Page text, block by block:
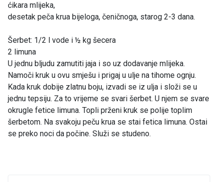
ćikara mlijeka,
desetak peča krua bijeloga, čeničnoga, starog 2-3 dana.
Šerbet: 1/2 l vode i ½ kg šecera
2 limuna
U jednu bljudu zamutiti jaja i so uz dodavanje mlijeka.
Namoči kruk u ovu smješu i prigaj u ulje na tihome ognju.
Kada kruk dobije zlatnu boju, izvadi se iz ulja i složi se u
jednu tepsiju. Za to vrijeme se svari šerbet. U njem se svare
okrugle fetice limuna. Topli prženi kruk se polije toplim
šerbetom. Na svakoju peču krua se stai fetica limuna. Ostai
se preko noci da počine. Služi se studeno.